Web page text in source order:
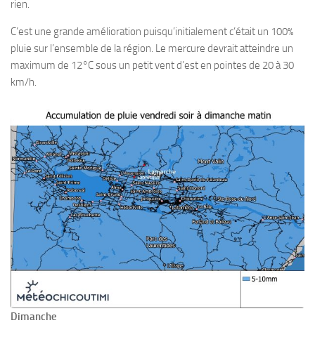
rien.
C’est une grande amélioration puisqu’initialement c’était un 100%
pluie sur l’ensemble de la région. Le mercure devrait atteindre un
maximum de 12°C sous un petit vent d’est en pointes de 20 à 30
km/h.
Dimanche